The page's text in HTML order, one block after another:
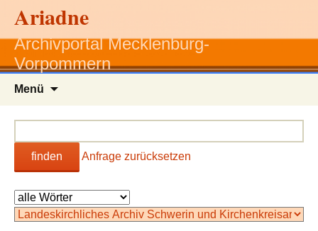
Ariadne
Archivportal Mecklenburg-
Vorpommern
Menü
finden Anfrage zurücksetzen